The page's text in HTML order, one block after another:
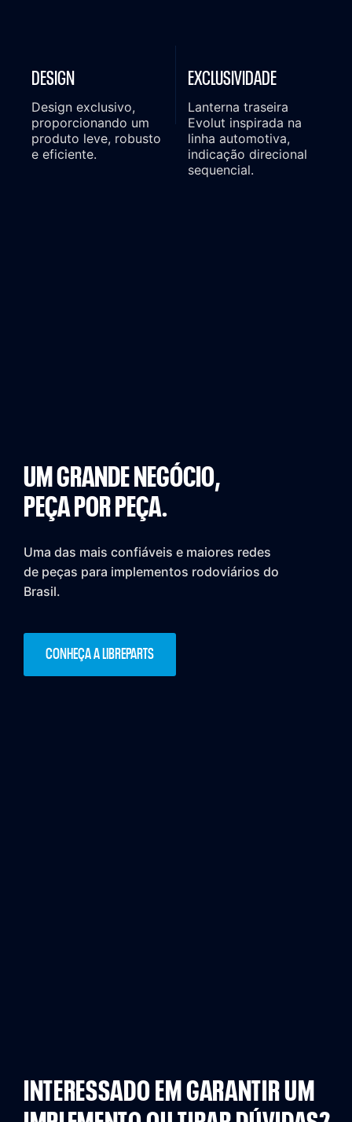
DESIGN
Design exclusivo,
proporcionando um
produto leve, robusto
e eficiente.
EXCLUSIVIDADE
Lanterna traseira
Evolut inspirada na
linha automotiva,
indicação direcional
sequencial.
UM GRANDE NEGÓCIO,
PEÇA POR PEÇA.
Uma das mais confiáveis e maiores redes
de peças para implementos rodoviários do
Brasil.
CONHEÇA A LIBREPARTS
INTERESSADO EM GARANTIR UM